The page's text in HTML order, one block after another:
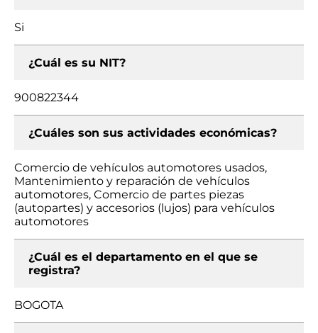
Si
¿Cuál es su NIT?
900822344
¿Cuáles son sus actividades económicas?
Comercio de vehículos automotores usados,
Mantenimiento y reparación de vehículos
automotores, Comercio de partes piezas
(autopartes) y accesorios (lujos) para vehículos
automotores
¿Cuál es el departamento en el que se
registra?
BOGOTA